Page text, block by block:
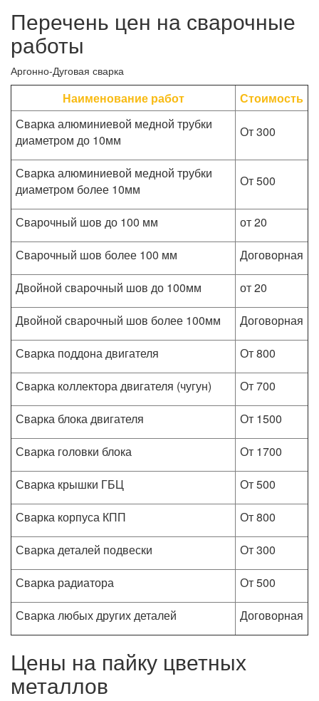
Перечень цен на сварочные
работы
Аргонно-Дуговая сварка
Наименование работ
Стоимость
Сварка алюминиевой медной трубки
диаметром до 10мм
От 300
Сварка алюминиевой медной трубки
диаметром более 10мм
От 500
Сварочный шов до 100 мм
от 20
Сварочный шов более 100 мм
Договорная
Двойной сварочный шов до 100мм
от 20
Двойной сварочный шов более 100мм
Договорная
Сварка поддона двигателя
От 800
Сварка коллектора двигателя (чугун)
От 700
Сварка блока двигателя
От 1500
Сварка головки блока
От 1700
Сварка крышки ГБЦ
От 500
Сварка корпуса КПП
От 800
Сварка деталей подвески
От 300
Сварка радиатора
От 500
Сварка любых других деталей
Договорная
Цены на пайку цветных
металлов